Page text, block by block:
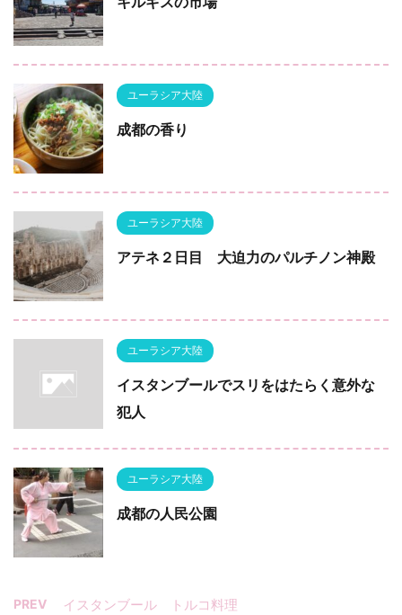
ユーラシア大陸
成都の香り
ユーラシア大陸
アテネ２日目 大迫力のパルチノン神殿
ユーラシア大陸
イスタンブールでスリをはたらく意外な
犯人
ユーラシア大陸
成都の人民公園
PREV イスタンブール トルコ料理